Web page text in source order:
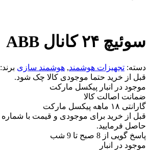
سوئیچ ۲۴ کانال ABB
دسته: تجهیزات هوشمند, هوشمند سازی برند:
قبل از خرید حتما موجودی کالا چک شود.
موجود در انبار پیکسل مارکت
ضمانت اصالت کالا
گارانتی ۱۸ ماهه پیکسل مارکت
حاصل فرمایید.
پاسخ گویی از 8 صبح تا 9 شب
موجود در انبار